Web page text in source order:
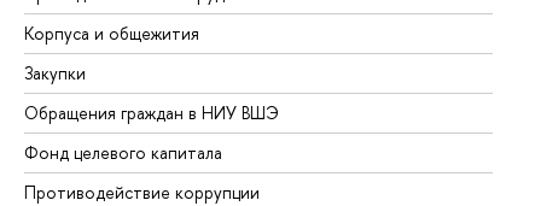
Корпуса и общежития
Закупки
Обращения граждан в НИУ ВШЭ
Фонд целевого капитала
Противодействие коррупции